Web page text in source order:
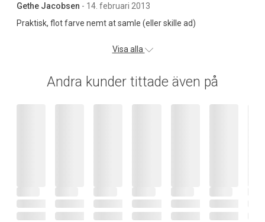
Gethe Jacobsen - 14. februari 2013
Praktisk, flot farve nemt at samle (eller skille ad)
Visa alla
Andra kunder tittade även på